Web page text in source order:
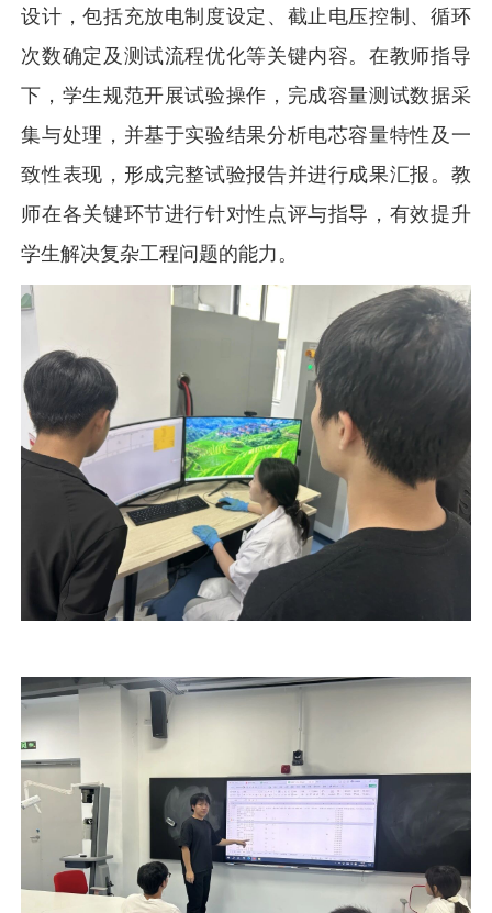
设计，包括充放电制度设定、截止电压控制、循环
次数确定及测试流程优化等关键内容。在教师指导
下，学生规范开展试验操作，完成容量测试数据采
集与处理，并基于实验结果分析电芯容量特性及一
致性表现，形成完整试验报告并进行成果汇报。教
师在各关键环节进行针对性点评与指导，有效提升
学生解决复杂工程问题的能力。